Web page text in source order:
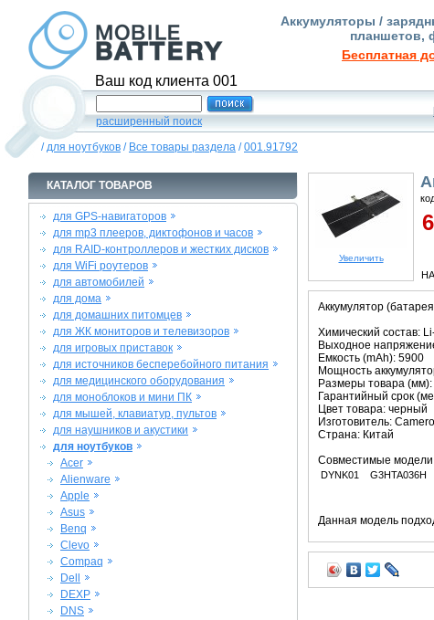
Ваш код клиента 001
Аккумуляторы /
планшетов,
Бесплатная
расширенный поиск
/для ноутбуков / Все товары раздела /001.91792
КАТАЛОГ ТОВАРОВ
для GPS-навигаторов
для mp3 плееров, диктофонов и часов
для RAID-контроллеров и жестких дисков
для WiFi роутеров
для автомобилей
для дома
для домашних питомцев
для ЖК мониторов и телевизоров
для игровых приставок
для источников бесперебойного питания
для медицинского оборудования
для моноблоков и мини ПК
для мышей, клавиатур, пультов
для наушников и акустики
для ноутбуков
Acer
Alienware
Apple
Asus
Benq
Clevo
Compaq
Dell
DEXP
DNS
Увеличить
Аккумулятор
Химический состав:
Выходное
Емкость (mAh): 5900
Мощность
Размеры товара
Гарантийный срок
Цвет товара: черный
Изготовитель:
Страна: Китай
Совместимые
DYNK01 G3HTA036H
Данная модель